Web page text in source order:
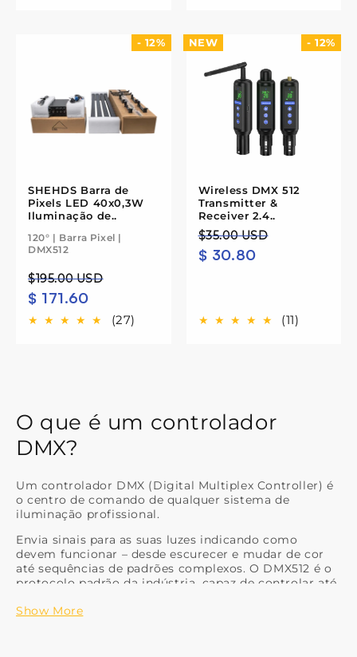
- 12%
SHEHDS Barra de
Pixels LED 40x0,3W
Iluminação de..
120° | Barra Pixel |
DMX512
Preço
normal
$195.00 USD
Preço
de
saldo
$ 171.60
(27)
NEW - 12%
Wireless DMX 512
Transmitter &
Receiver 2.4..
Preço
normal
$35.00 USD
Preço
de
$ 30.80
(11)
O que é um controlador
DMX?
Um controlador DMX (Digital Multiplex Controller) é
o centro de comando de qualquer sistema de
iluminação profissional.
Envia sinais para as suas luzes indicando como
devem funcionar – desde escurecer e mudar de cor
até sequências de padrões complexos. O DMX512 é o
protocolo padrão da indústria, capaz de controlar até
Show More